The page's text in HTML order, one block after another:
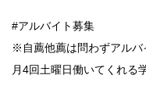
#アルバイト募集
※自薦他薦は問わずアルバ
月4回土曜日働いてくれる